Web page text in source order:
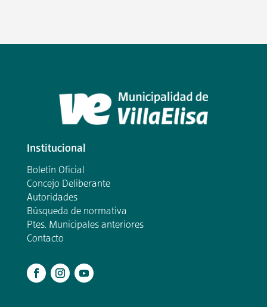
Institucional
Boletín Oficial
Concejo Deliberante
Autoridades
Búsqueda de normativa
Ptes. Municipales anteriores
Contacto